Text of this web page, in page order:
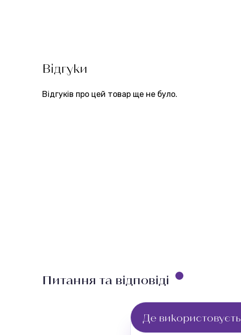
Відгуки
Відгуків про цей товар ще не було.
Питання та відповіді
Де